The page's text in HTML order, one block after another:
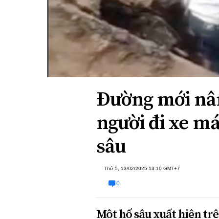
Xi nhan Trái Phải
Bạn đọc viết
Đường mới
người đi xe
sâu
Thứ 5, 13/02/2025 13:10 GMT+7
0
Một hố sâu xuất hiện